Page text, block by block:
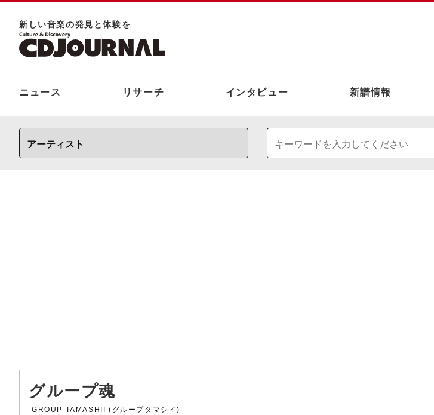
新しい⾳楽の発⾒と体験を
ニュース リサーチ インタビュー 新譜情報
グループ魂
GROUP TAMASHII (グループタマシイ)